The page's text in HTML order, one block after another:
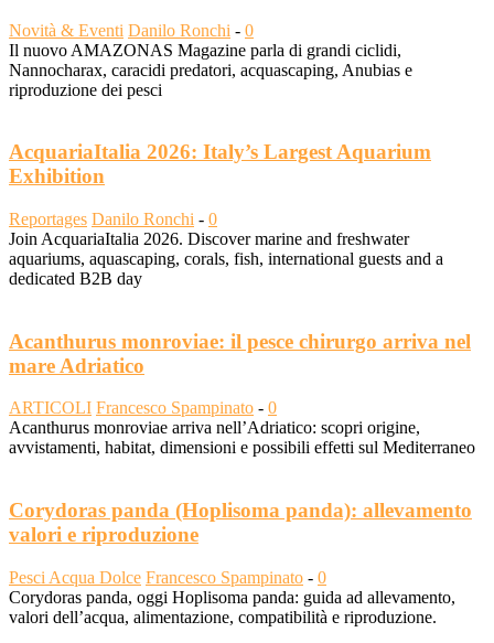
Novità & Eventi Danilo Ronchi - 0
Il nuovo AMAZONAS Magazine parla di grandi ciclidi,
Nannocharax, caracidi predatori, acquascaping, Anubias e
riproduzione dei pesci
AcquariaItalia 2026: Italy’s Largest Aquarium
Exhibition
Reportages Danilo Ronchi - 0
Join AcquariaItalia 2026. Discover marine and freshwater
aquariums, aquascaping, corals, fish, international guests and a
dedicated B2B day
Acanthurus monroviae: il pesce chirurgo arriva nel
mare Adriatico
ARTICOLI Francesco Spampinato - 0
Acanthurus monroviae arriva nell’Adriatico: scopri origine,
avvistamenti, habitat, dimensioni e possibili effetti sul Mediterraneo
Corydoras panda (Hoplisoma panda): allevamento
valori e riproduzione
Pesci Acqua Dolce Francesco Spampinato - 0
Corydoras panda, oggi Hoplisoma panda: guida ad allevamento,
valori dell’acqua, alimentazione, compatibilità e riproduzione.